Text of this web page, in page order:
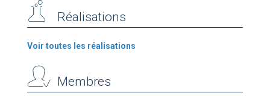
Réalisations
Voir toutes les réalisations
Membres